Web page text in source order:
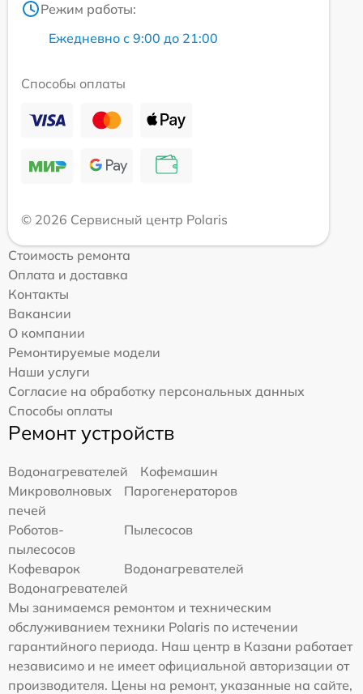
Режим работы:
Ежедневно с 9:00 до 21:00
Способы оплаты
© 2026 Сервисный центр Polaris
Стоимость ремонта
Оплата и доставка
Контакты
Вакансии
О компании
Ремонтируемые модели
Наши услуги
Согласие на обработку персональных данных
Способы оплаты
Ремонт устройств
Водонагревателей
Кофемашин
Микроволновых
печей
Парогенераторов
Роботов-
пылесосов
Пылесосов
Кофеварок
Водонагревателей
Водонагревателей
Мы занимаемся ремонтом и техническим
обслуживанием техники Polaris по истечении
гарантийного периода. Наш центр в Казани работает
независимо и не имеет официальной авторизации от
производителя. Цены на ремонт, указанные на сайте,